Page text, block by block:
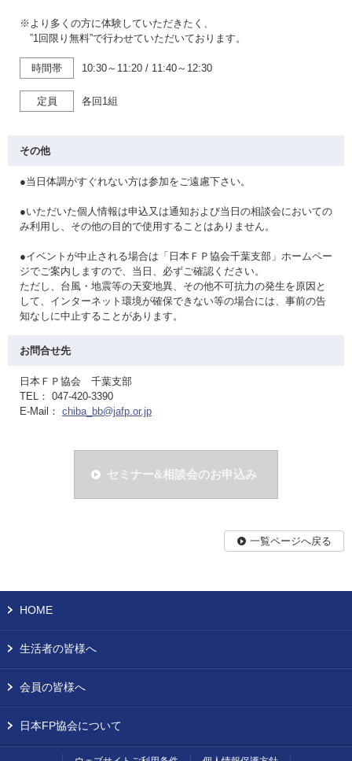
※より多くの方に体験していただきたく、
”1回限り無料”で行わせていただいております。
時間帯 10:30～11:20 / 11:40～12:30
定員 各回1組
その他
●当日体調がすぐれない方は参加をご遠慮下さい。
●いただいた個人情報は申込又は通知および当日の相談会においての
み利用し、その他の目的で使用することはありません。
●イベントが中止される場合は「日本ＦＰ協会千葉支部」ホームペー
ジでご案内しますので、当日、必ずご確認ください。
ただし、台風・地震等の天変地異、その他不可抗力の発生を原因と
して、インターネット環境が確保できない等の場合には、事前の告
知なしに中止することがあります。
お問合せ先
日本ＦＰ協会 千葉支部
TEL： 047-420-3390
E-Mail： chiba_bb@jafp.or.jp
セミナー&相談会のお申込み
一覧ページへ戻る
HOME
生活者の皆様へ
会員の皆様へ
日本FP協会について